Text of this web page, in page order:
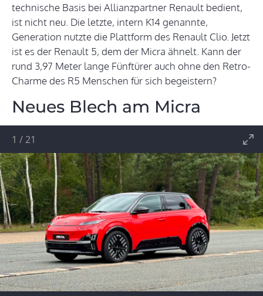
technische Basis bei Allianzpartner Renault bedient,
ist nicht neu. Die letzte, intern K14 genannte,
Generation nutzte die Plattform des Renault Clio. Jetzt
ist es der Renault 5, dem der Micra ähnelt. Kann der
rund 3,97 Meter lange Fünftürer auch ohne den Retro-
Charme des R5 Menschen für sich begeistern?
Neues Blech am Micra
1 /21